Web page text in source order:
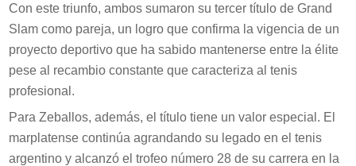
Con este triunfo, ambos sumaron su tercer título de Grand
Slam como pareja, un logro que confirma la vigencia de un
proyecto deportivo que ha sabido mantenerse entre la élite
pese al recambio constante que caracteriza al tenis
profesional.
Para Zeballos, además, el título tiene un valor especial. El
marplatense continúa agrandando su legado en el tenis
argentino y alcanzó el trofeo número 28 de su carrera en la